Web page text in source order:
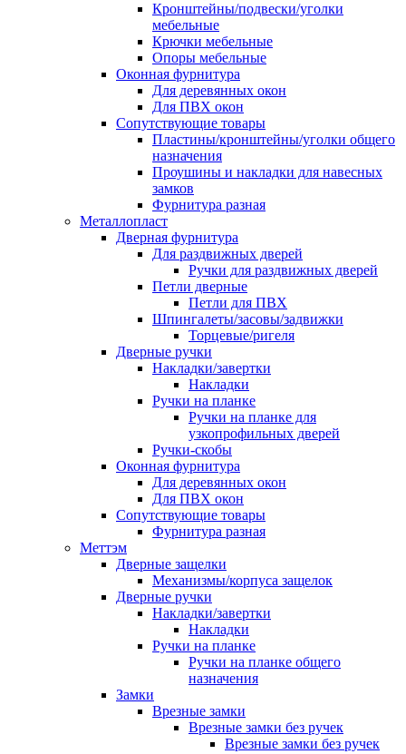
Кронштейны/подвески/уголки
мебельные
Крючки мебельные
Опоры мебельные
Оконная фурнитура
Для деревянных окон
Для ПВХ окон
Сопутствующие товары
Пластины/кронштейны/уголки общего
назначения
Проушины и накладки для навесных
замков
Фурнитура разная
Металлопласт
Дверная фурнитура
Для раздвижных дверей
Ручки для раздвижных дверей
Петли дверные
Петли для ПВХ
Шпингалеты/засовы/задвижки
Торцевые/ригеля
Дверные ручки
Накладки/завертки
Накладки
Ручки на планке
Ручки на планке для
узкопрофильных дверей
Ручки-скобы
Оконная фурнитура
Для деревянных окон
Для ПВХ окон
Сопутствующие товары
Фурнитура разная
Меттэм
Дверные защелки
Механизмы/корпуса защелок
Дверные ручки
Накладки/завертки
Накладки
Ручки на планке
Ручки на планке общего
назначения
Замки
Врезные замки
Врезные замки без ручек
Врезные замки без ручек